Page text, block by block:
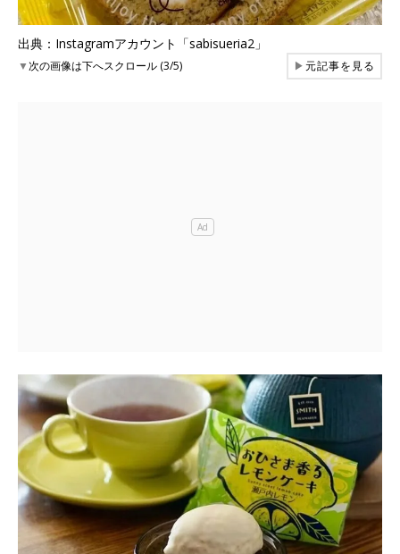
出典：Instagramアカウント「sabisueria2」
▼次の画像は下へスクロール (3/5) ▶元記事を見る